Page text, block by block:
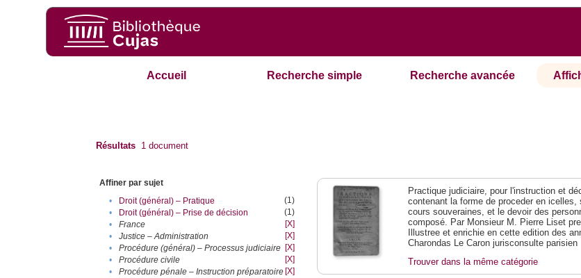
Accueil Recherche simple Recherche avancée
Résultats 1 document
Affiner par sujet
•
Droit (général) – Pratique
(1)
•
Droit (général) – Prise de décision
(1)
•
France
[X]
•
Justice – Administration
[X]
•
Procédure (général) – Processus judiciaire [X]
•
Procédure civile
[X]
•
Procédure pénale – Instruction préparatoire [X]
Practique judiciaire, pour l'instruction et
contenant la forme de proceder en
cours souveraines, et le devoir des
composé. Par Monsieur M. Pierre Liset
Illustree et enrichie en cette edition des
Charondas Le Caron jurisconsulte parisien
Trouver dans la même catégorie